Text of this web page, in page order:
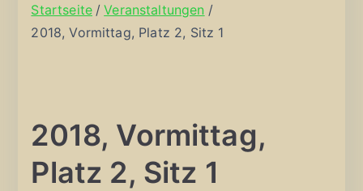
Startseite
Veranstaltungen
2018, Vormittag, Platz 2, Sitz 1
2018, Vormittag,
Platz 2, Sitz 1